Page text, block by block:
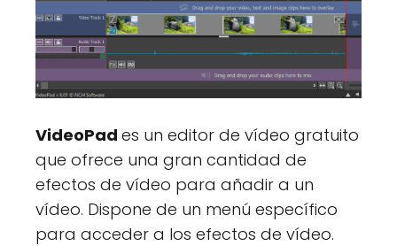
VideoPad es un editor de vídeo gratuito
que ofrece una gran cantidad de
efectos de vídeo para añadir a un
vídeo. Dispone de un menú específico
para acceder a los efectos de vídeo.